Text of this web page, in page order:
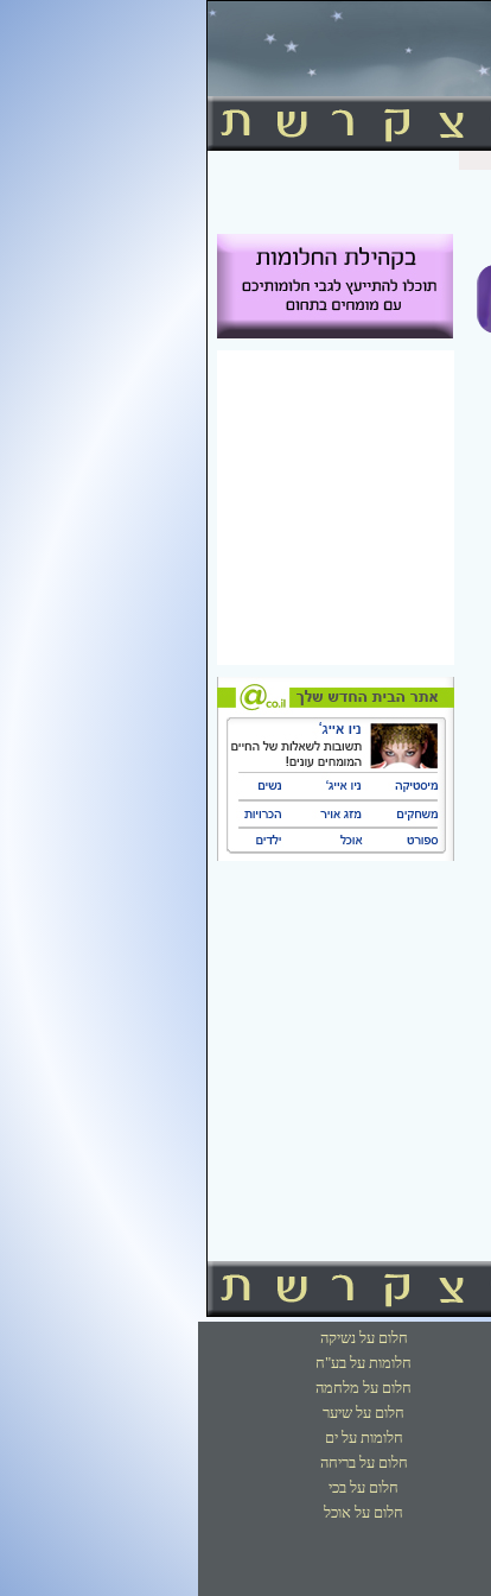
חלום על נשיקה
חלומות על בע"ח
חלום על מלחמה
חלום על שיער
חלומות על ים
חלום על בריחה
חלום על בכי
חלום על אוכל